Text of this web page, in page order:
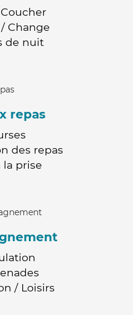
Change
de nuit
repas
des repas
la prise
/ Loisirs